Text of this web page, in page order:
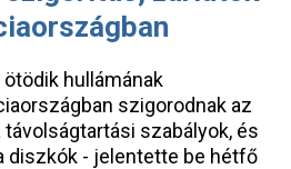
hullámának
szigorodnak az
szabályok, és
diszkók - jelentette be hétfő